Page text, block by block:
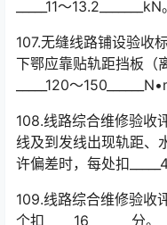
_____11～13.2_______kN。
107.无缝线路铺设验收
下鄂应靠贴轨距挡板（
_____120～
108.线路综合维修验收
线及到发线出现轨距、
许偏差时，每处扣
109.线路综合维修验收
个扣_____16_______分。